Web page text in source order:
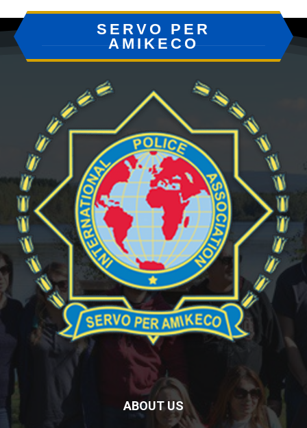
SERVO PER
AMIKECO
ABOUT US